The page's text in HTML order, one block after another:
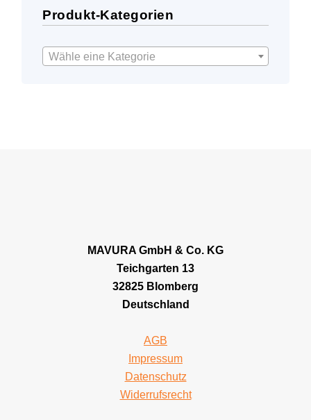
Produkt-Kategorien
Wähle eine Kategorie
MAVURA GmbH & Co. KG
Teichgarten 13
32825 Blomberg
Deutschland
AGB
Impressum
Datenschutz
Widerrufsrecht